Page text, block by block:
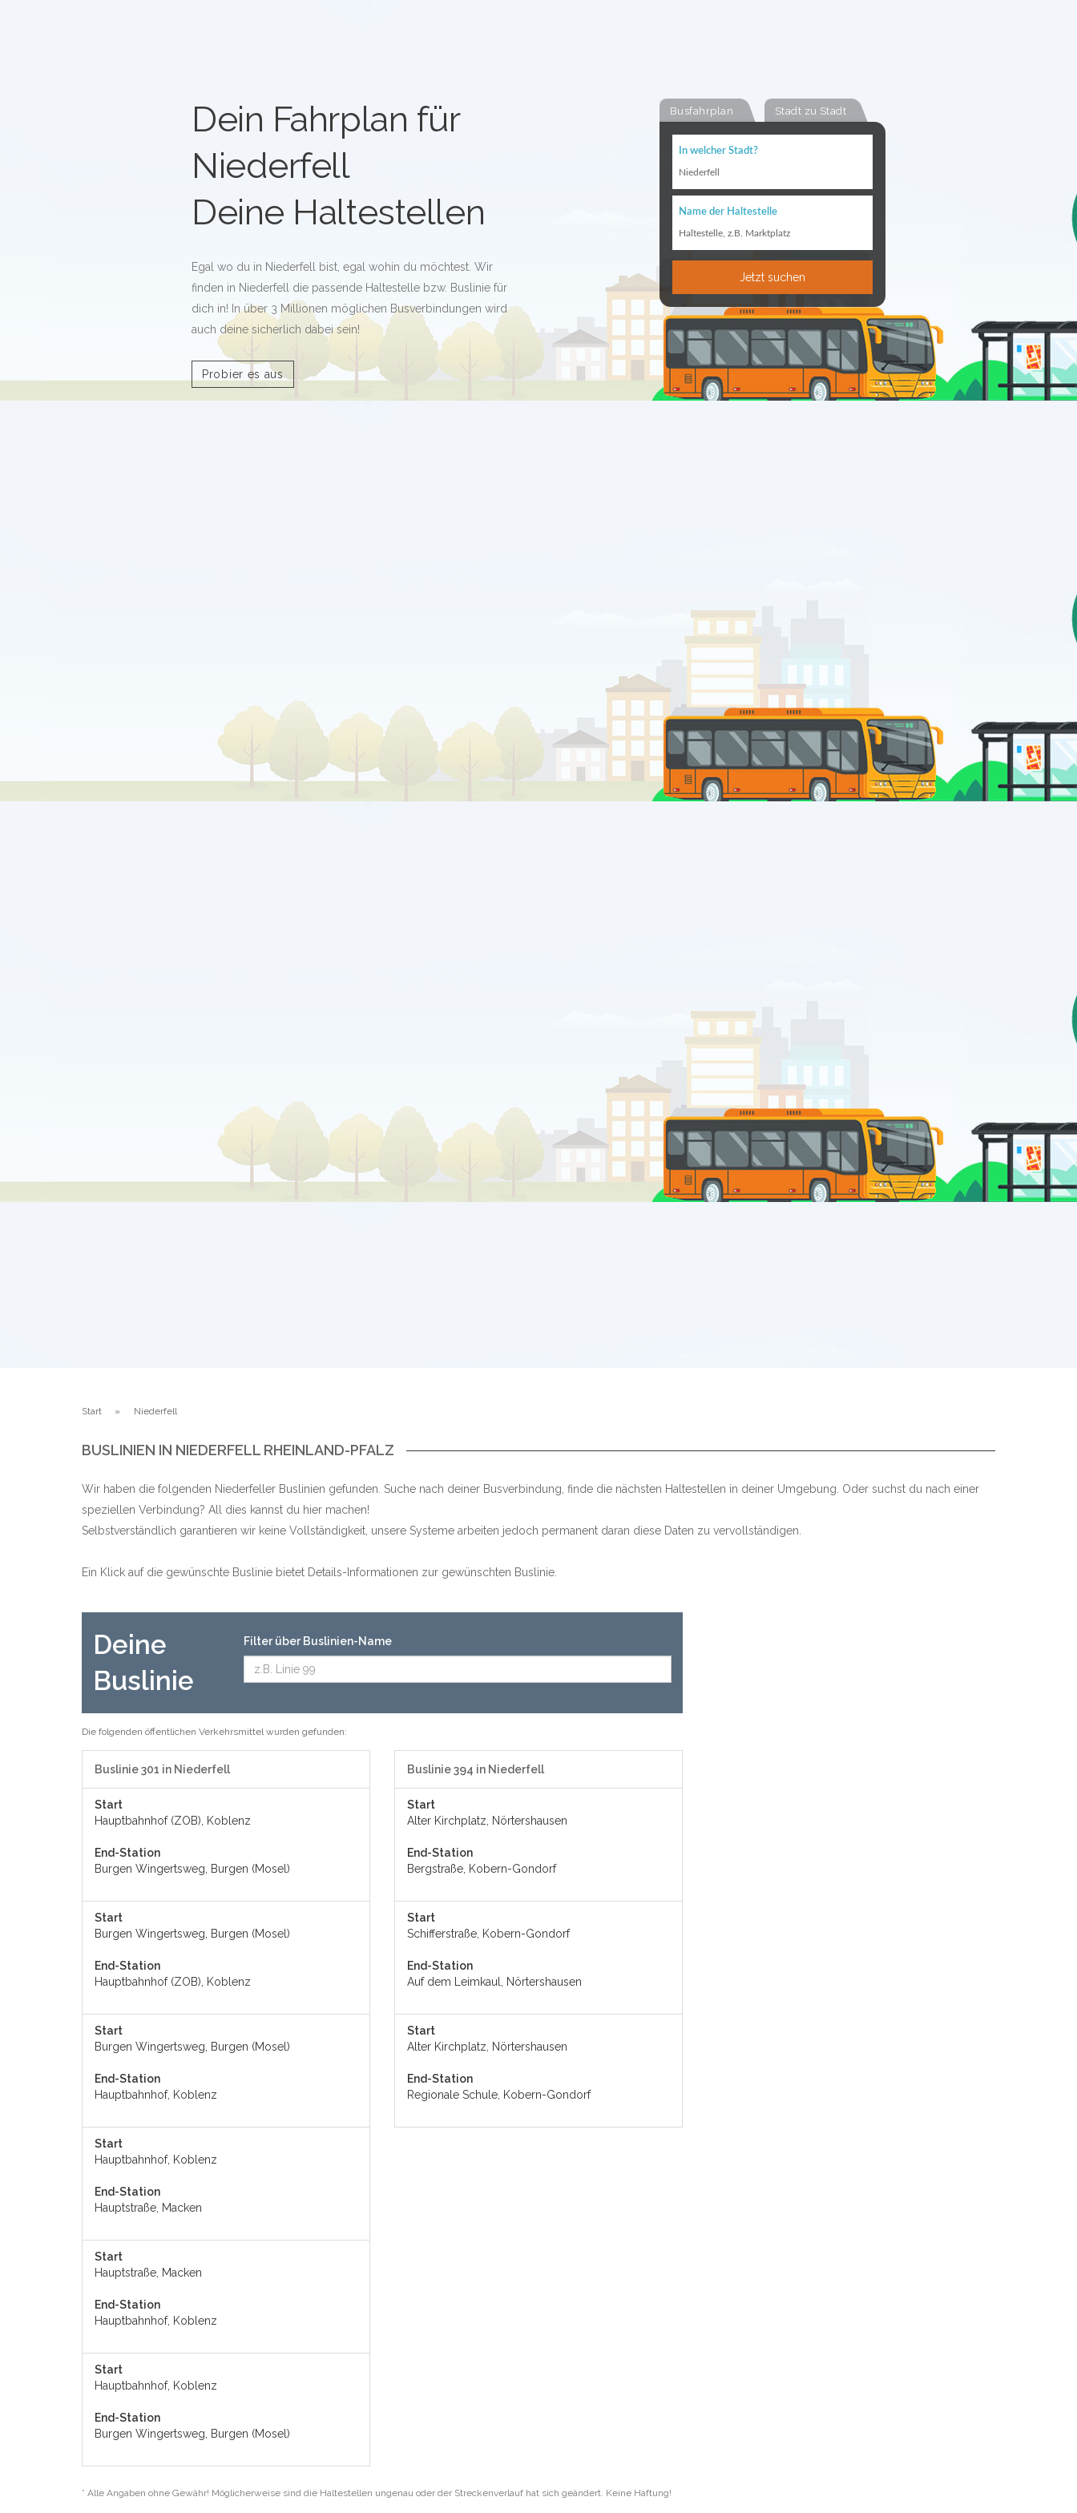
Busfahrplan Stadt zu Stadt
In welcher Stadt?
Niederfell
Name der Haltestelle
Haltestelle, z.B. Marktplatz
Jetzt suchen
Dein Fahrplan für
Niederfell
Deine Haltestellen
Egal wo du in Niederfell bist, egal wohin du möchtest. Wir
finden in Niederfell die passende Haltestelle bzw. Buslinie für
dich in! In über 3 Millionen möglichen Busverbindungen wird
auch deine sicherlich dabei sein!
Probier es aus
Start Niederfell
BUSLINIEN IN NIEDERFELL RHEINLAND-PFALZ
Wir haben die folgenden Niederfeller Buslinien gefunden. Suche nach deiner Busverbindung, finde die nächsten Haltestellen in deiner Umgebung. Oder suchst du nach einer
speziellen Verbindung? All dies kannst du hier machen!
Selbstverständlich garantieren wir keine Vollständigkeit, unsere Systeme arbeiten jedoch permanent daran diese Daten zu vervollständigen.
Ein Klick auf die gewünschte Buslinie bietet Details-Informationen zur gewünschten Buslinie.
Deine
Buslinie
Filter über Buslinien-Name
Die folgenden öffentlichen Verkehrsmittel wurden gefunden:
Buslinie 301 in Niederfell
Start
Hauptbahnhof (ZOB), Koblenz
End-Station
Burgen Wingertsweg, Burgen (Mosel)
Start
Burgen Wingertsweg, Burgen (Mosel)
End-Station
Hauptbahnhof (ZOB), Koblenz
Start
Burgen Wingertsweg, Burgen (Mosel)
End-Station
Hauptbahnhof, Koblenz
Start
Hauptbahnhof, Koblenz
End-Station
Hauptstraße, Macken
Start
Hauptstraße, Macken
End-Station
Hauptbahnhof, Koblenz
Start
Hauptbahnhof, Koblenz
End-Station
Burgen Wingertsweg, Burgen (Mosel)
Buslinie 394 in Niederfell
Start
Alter Kirchplatz, Nörtershausen
End-Station
Bergstraße, Kobern-Gondorf
Start
Schifferstraße, Kobern-Gondorf
End-Station
Auf dem Leimkaul, Nörtershausen
Start
Alter Kirchplatz, Nörtershausen
End-Station
Regionale Schule, Kobern-Gondorf
* Alle Angaben ohne Gewähr! Möglicherweise sind die Haltestellen ungenau oder der Streckenverlauf hat sich geändert. Keine Haftung!